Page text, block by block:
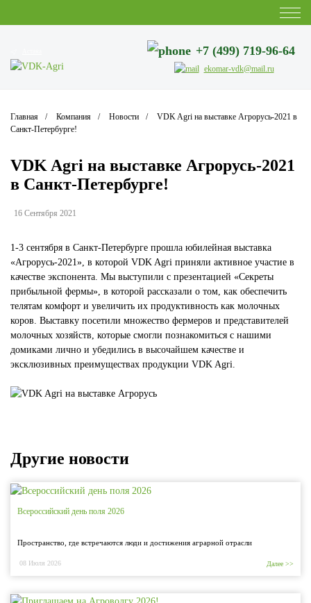
+7 (499) 719-96-64
ekomar-vdk@mail.ru
Главная Компания Новости
VDK Agri на выставке Агрорусь-2021 в
Санкт-Петербурге!
VDK Agri на выставке Агрорусь-2021
в Санкт-Петербурге!
16 Сентября 2021
1-3 сентября в Санкт-Петербурге прошла юбилейная выставка
«Агрорусь-2021», в которой VDK Agri приняли активное участие в
качестве экспонента. Мы выступили с презентацией «Секреты
прибыльной фермы», в которой рассказали о том, как обеспечить
телятам комфорт и увеличить их продуктивность как молочных
коров. Выставку посетили множество фермеров и представителей
молочных хозяйств, которые смогли познакомиться с нашими
домиками лично и убедились в высочайшем качестве и
эксклюзивных преимуществах продукции VDK Agri.
Другие новости
Всероссийский день поля 2026
Пространство, где встречаются люди и достижения аграрной отрасли
08 Июля 2026 Далее >>